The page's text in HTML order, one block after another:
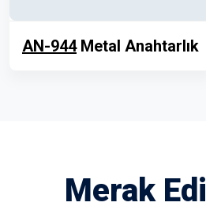
AN-944Metal Anahtarlık
Merak